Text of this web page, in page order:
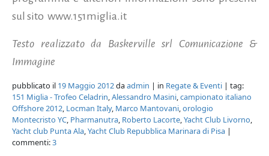
sul sito www.151miglia.it
Testo realizzato da Baskerville srl Comunicazione &
Immagine
pubblicato il 19 Maggio 2012daadmin | in Regate & Eventi | tag:
151 Miglia - Trofeo Celadrin,Alessandro Masini,campionato italiano
Offshore 2012, Locman Italy, Marco Mantovani,orologio
Montecristo YC, Pharmanutra, Roberto Lacorte,Yacht Club Livorno,
Yacht club Punta Ala,Yacht Club Repubblica Marinara di Pisa |
commenti:3